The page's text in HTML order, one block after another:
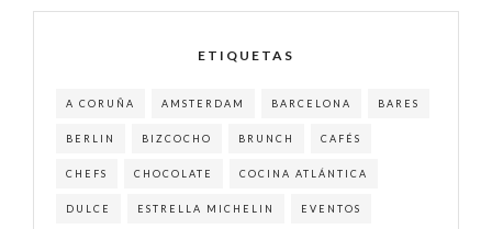
ETIQUETAS
A CORUÑA AMSTERDAM BARCELONA BARES
BERLIN BIZCOCHO BRUNCH CAFÉS
CHEFS CHOCOLATE COCINA ATLÁNTICA
DULCE ESTRELLA MICHELIN EVENTOS